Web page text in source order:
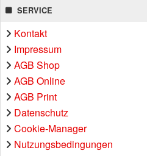
SERVICE
Kontakt
Impressum
AGB Shop
AGB Online
AGB Print
Datenschutz
Cookie-Manager
Nutzungsbedingungen